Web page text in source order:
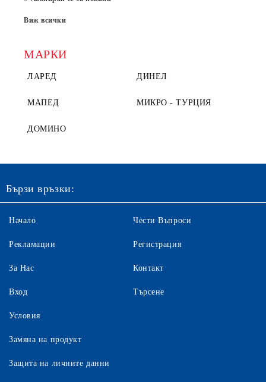
Виж всички
МАРКИ
ЛАРЕД ДИНЕЛ
МАПЕД МИКРО - ТУРЦИЯ
ДОМИНО
Бързи връзки:
Начало
Рекламации
За Нас
Вход
Чести Въпроси
Регистрация
Контакт
Търсене
Условия
Замяна на продукт
Защита на личните данни